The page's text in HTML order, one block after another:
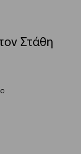
Στάθη